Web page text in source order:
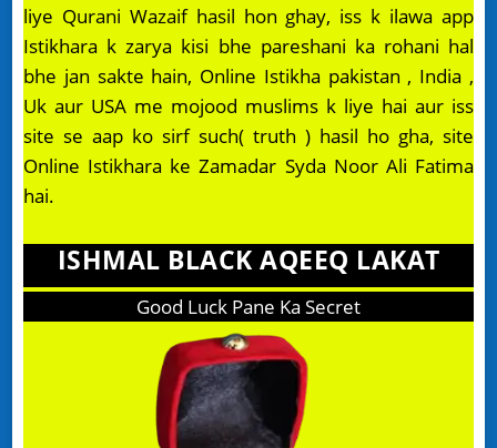
liye Qurani Wazaif hasil hon ghay, iss k ilawa app
Istikhara k zarya kisi bhe pareshani ka rohani hal
bhe jan sakte hain, Online Istikha pakistan , India ,
Uk aur USA me mojood muslims k liye hai aur iss
site se aap ko sirf such( truth ) hasil ho gha, site
Online Istikhara ke Zamadar Syda Noor Ali Fatima
hai.
ISHMAL BLACK AQEEQ LAKAT
Good Luck Pane Ka Secret